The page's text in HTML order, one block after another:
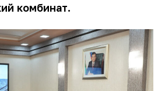
комбинат.